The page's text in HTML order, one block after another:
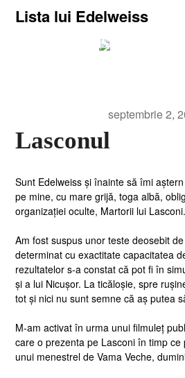
Lista lui Edelweiss
Lista lui
septembrie 2,
Lasconul
Sunt Edelweiss și înainte să îmi
pe mine, cu mare grijă, toga albă,
organizației oculte, Martorii lui Lasconi.
Am fost suspus unor teste deosebit
determinat cu exactitate capacitatea
rezultatelor s-a constat că pot fi în
și a lui Nicușor. La ticăloșie, spre
tot și nici nu sunt semne că aș putea
M-am activat în urma unui filmuleț
care o prezenta pe Lasconi în timp
unui menestrel de Vama Veche,